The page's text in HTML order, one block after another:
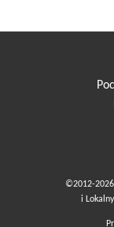
©2012-
i